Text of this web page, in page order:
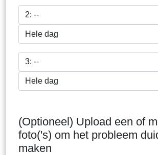
(Optioneel) Upload een of
foto('s) om het probleem
maken